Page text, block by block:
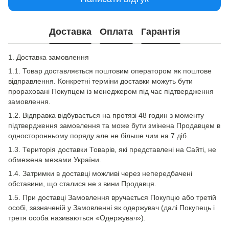
Доставка Оплата Гарантія
1. Доставка замовлення
1.1. Товар доставляється поштовим оператором як поштове
відправлення. Конкретні терміни доставки можуть бути
прораховані Покупцем із менеджером під час підтвердження
замовлення.
1.2. Відправка відбувається на протязі 48 годин з моменту
підтвердження замовлення та може бути змінена Продавцем в
односторонньому поряду але не більше чим на 7 діб.
1.3. Територія доставки Товарів, які представлені на Сайті, не
обмежена межами України.
1.4. Затримки в доставці можливі через непередбачені
обставини, що сталися не з вини Продавця.
1.5. При доставці Замовлення вручається Покупцю або третій
особі, зазначеній у Замовленні як одержувач (далі Покупець і
третя особа називаються «Одержувач»).